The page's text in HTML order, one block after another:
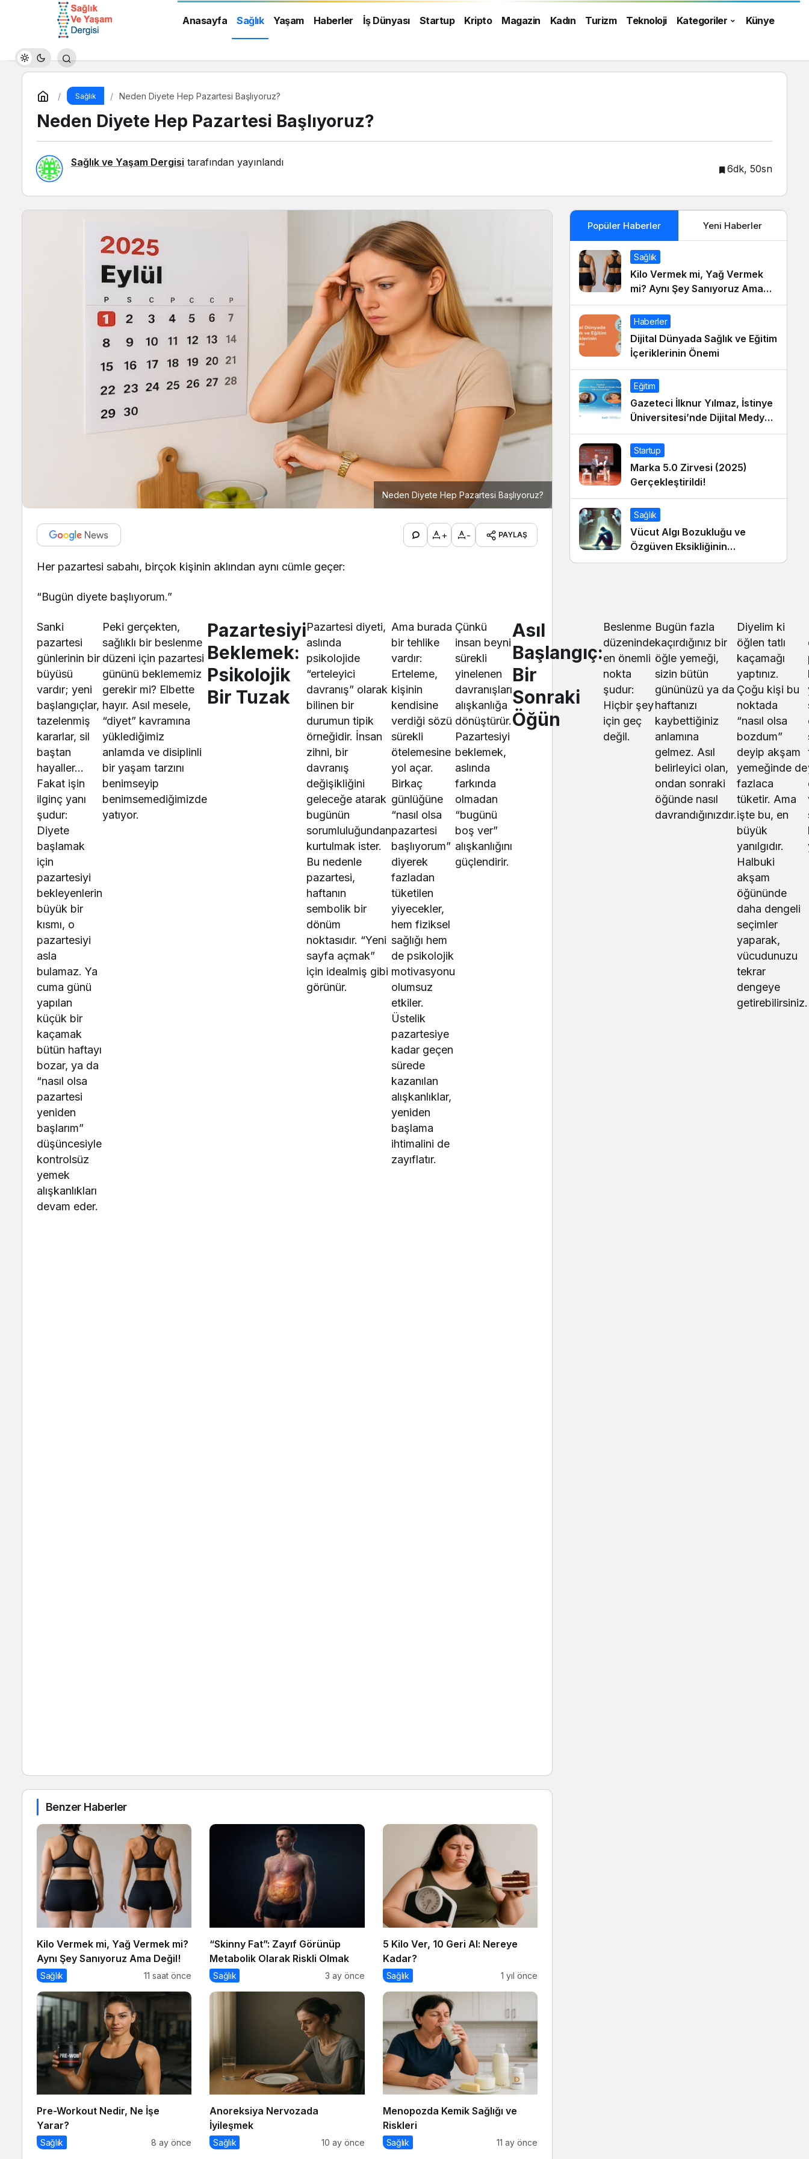
Anasayfa Sağlık Yaşam Haberler İş Dünyası Startup Kripto Magazin Kadın Turizm Teknoloji Kategoriler Künye
Sağlık Neden Diyete Hep Pazartesi Başlıyoruz?
Neden Diyete Hep Pazartesi Başlıyoruz?
Sağlık ve Yaşam Dergisi tarafından yayınlandı
6dk, 50sn
Neden Diyete Hep Pazartesi Başlıyoruz?
+ - PAYLAŞ
Her pazartesi sabahı, birçok kişinin aklından aynı cümle geçer:
“Bugün diyete başlıyorum.”
Sanki
pazartesi
günlerinin bir
büyüsü
vardır; yeni
başlangıçlar,
tazelenmiş
kararlar, sil
baştan
hayaller…
Fakat işin
ilginç yanı
şudur:
Diyete
başlamak
için
pazartesiyi
bekleyenlerin
büyük bir
kısmı, o
pazartesiyi
asla
bulamaz. Ya
cuma günü
yapılan
küçük bir
kaçamak
bütün haftayı
bozar, ya da
“nasıl olsa
pazartesi
yeniden
başlarım”
düşüncesiyle
kontrolsüz
yemek
alışkanlıkları
devam eder.
Peki gerçekten,
sağlıklı bir beslenme
düzeni için pazartesi
gününü beklememiz
gerekir mi? Elbette
hayır. Asıl mesele,
“diyet” kavramına
yüklediğimiz
anlamda ve disiplinli
bir yaşam tarzını
benimseyip
benimsemediğimizde
yatıyor.
Pazartesiyi
Beklemek:
Psikolojik
Bir Tuzak
Pazartesi diyeti,
aslında
psikolojide
“erteleyici
davranış” olarak
bilinen bir
durumun tipik
örneğidir. İnsan
zihni, bir
davranış
değişikliğini
geleceğe atarak
bugünün
sorumluluğundan
kurtulmak ister.
Bu nedenle
pazartesi,
haftanın
sembolik bir
dönüm
noktasıdır. “Yeni
sayfa açmak”
için idealmiş gibi
görünür.
Ama burada
bir tehlike
vardır:
Erteleme,
kişinin
kendisine
verdiği sözü
sürekli
ötelemesine
yol açar.
Birkaç
günlüğüne
“nasıl olsa
pazartesi
başlıyorum”
diyerek
fazladan
tüketilen
yiyecekler,
hem fiziksel
sağlığı hem
de psikolojik
motivasyonu
olumsuz
etkiler.
Üstelik
pazartesiye
kadar geçen
sürede
kazanılan
alışkanlıklar,
yeniden
başlama
ihtimalini de
zayıflatır.
Çünkü
insan beyni
sürekli
yinelenen
davranışları
alışkanlığa
dönüştürür.
Pazartesiyi
beklemek,
aslında
farkında
olmadan
“bugünü
boş ver”
alışkanlığını
güçlendirir.
Asıl
Başlangıç:
Bir
Sonraki
Öğün
Beslenme
düzeninde
en önemli
nokta
şudur:
Hiçbir şey
için geç
değil.
Bugün fazla
kaçırdığınız bir
öğle yemeği,
sizin bütün
gününüzü ya da
haftanızı
kaybettiğiniz
anlamına
gelmez. Asıl
belirleyici olan,
ondan sonraki
öğünde nasıl
davrandığınızdır.
Diyelim ki
öğlen tatlı
kaçamağı
yaptınız.
Çoğu kişi bu
noktada
“nasıl olsa
bozdum”
deyip akşam
yemeğinde de
fazlaca
tüketir. Ama
işte bu, en
büyük
yanılgıdır.
Halbuki
akşam
öğününde
daha dengeli
seçimler
yaparak,
vücudunuzu
tekrar
dengeye
getirebilirsiniz.
Benzer Haberler
Kilo Vermek mi, Yağ Vermek mi?
Aynı Şey Sanıyoruz Ama Değil!
Sağlık 11 saat önce
“Skinny Fat”: Zayıf Görünüp
Metabolik Olarak Riskli Olmak
Sağlık 3 ay önce
5 Kilo Ver, 10 Geri Al: Nereye
Kadar?
Sağlık 1 yıl önce
Pre-Workout Nedir, Ne İşe
Yarar?
Sağlık 8 ay önce
Anoreksiya Nervozada
İyileşmek
Sağlık 10 ay önce
Menopozda Kemik Sağlığı ve
Riskleri
Sağlık 11 ay önce
Popüler Haberler Yeni Haberler
Sağlık
Kilo Vermek mi, Yağ Vermek
mi? Aynı Şey Sanıyoruz Ama
Değil!
Haberler
Dijital Dünyada Sağlık ve Eğitim
İçeriklerinin Önemi
Eğitim
Gazeteci İlknur Yılmaz, İstinye
Üniversitesi’nde Dijital Medya
Okuryazarlığı Dersinin Konuğu
Oldu
Startup
Marka 5.0 Zirvesi (2025)
Gerçekleştirildi!
Sağlık
Vücut Algı Bozukluğu ve
Özgüven Eksikliğinin
Görünmeyen Kökleri